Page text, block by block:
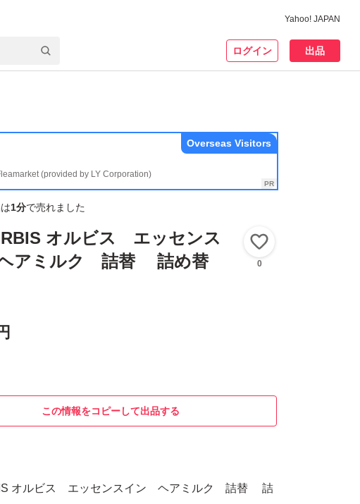
Yahoo! JAPAN
ログイン 出品
(provided by LY Corporation)
Overseas Visitors
1分で売れました
オルビス エッセンス
アミルク 詰替 詰め替
0
この情報をコピーして出品する
オルビス エッセンスイン ヘアミルク 詰替 詰